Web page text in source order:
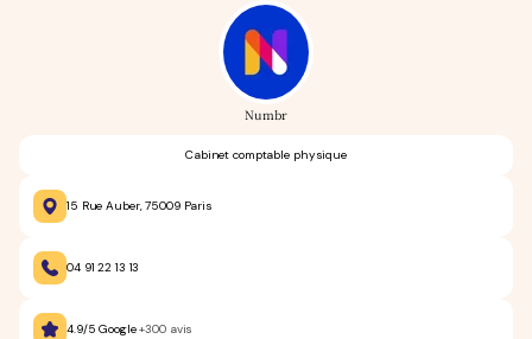
Numbr
Cabinet comptable physique
15 Rue Auber, 75009 Paris
04 91 22 13 13
4.9/5 Google+300 avis